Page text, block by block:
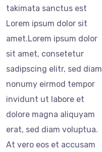
takimata sanctus est
Lorem ipsum dolor sit
amet.Lorem ipsum dolor
sit amet, consetetur
sadipscing elitr, sed diam
nonumy eirmod tempor
invidunt ut labore et
dolore magna aliquyam
erat, sed diam voluptua.
At vero eos et accusam